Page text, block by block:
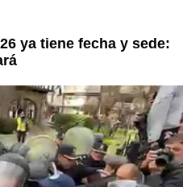
ya tiene fecha y sede: